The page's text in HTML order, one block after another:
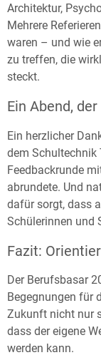
Architektur,
Mehrere
waren – und wie
zu treffen, die
steckt.
Ein Abend,
Ein herzlicher
dem Schultechnik
Feedbackrunde
abrundete. Und
dafür sorgt, dass
Schülerinnen und
Fazit:
Der Berufsbasar
Begegnungen für
Zukunft nicht nur
dass der eigene
werden kann.